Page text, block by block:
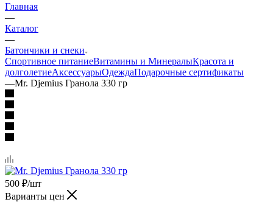
Главная
—
Каталог
—
Батончики и снеки
Спортивное питаниеВитамины и МинералыКрасота и
долголетиеАксессуарыОдеждаПодарочные сертификаты
—Mr. Djemius Гранола 330 гр
500 ₽/шт
Варианты цен